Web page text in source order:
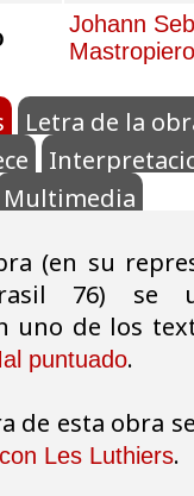
Johann
Mastropiero
Letra de la
Multimedia
(en su
76) se
uno de los
puntuado.
de esta obra
Les Luthiers.